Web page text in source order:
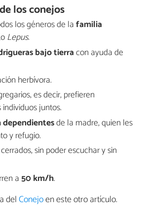
los conejos
los géneros de lafamilia
Lepus.
bajo tierracon ayuda de
herbívora.
es decir, prefieren
juntos.
dependientesde la madre, quien les
y refugio.
sin poder escuchar y sin
a50 km/h.
delConejoen este otro artículo.